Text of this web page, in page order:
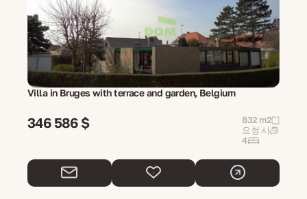
Villa in Bruges with terrace and garden, Belgium
346 586 $
832 m2
요청 시
4